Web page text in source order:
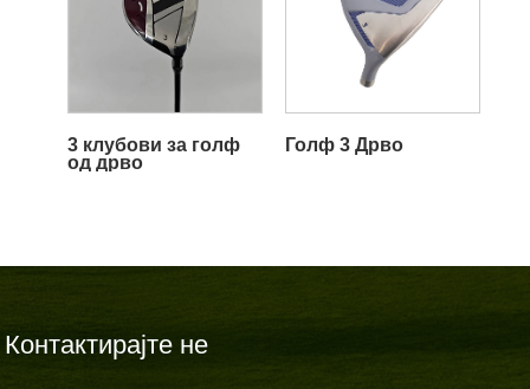
3 клубови за голф
од дрво
Голф 3 Дрво
Контактирајте не